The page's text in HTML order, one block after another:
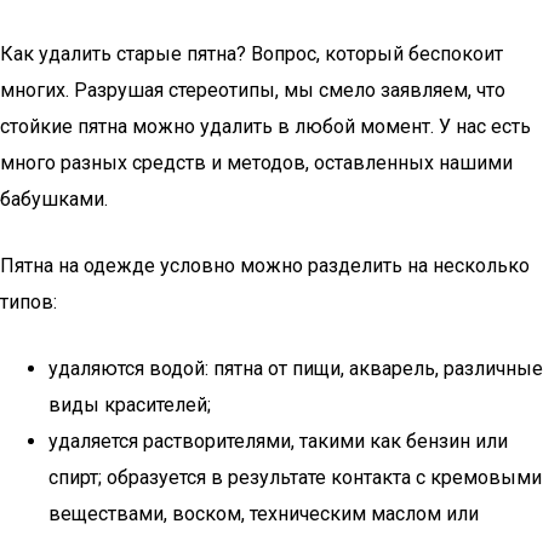
Как удалить старые пятна? Вопрос, который беспокоит
многих. Разрушая стереотипы, мы смело заявляем, что
стойкие пятна можно удалить в любой момент. У нас есть
много разных средств и методов, оставленных нашими
бабушками.
Пятна на одежде условно можно разделить на несколько
типов:
удаляются водой: пятна от пищи, акварель, различные
виды красителей;
удаляется растворителями, такими как бензин или
спирт; образуется в результате контакта с кремовыми
веществами, воском, техническим маслом или